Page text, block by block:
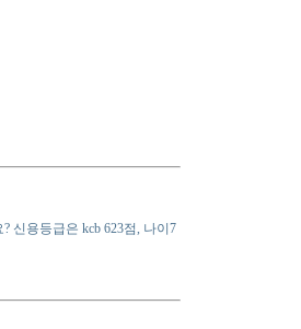
신용등급은 kcb 623점, 나이7